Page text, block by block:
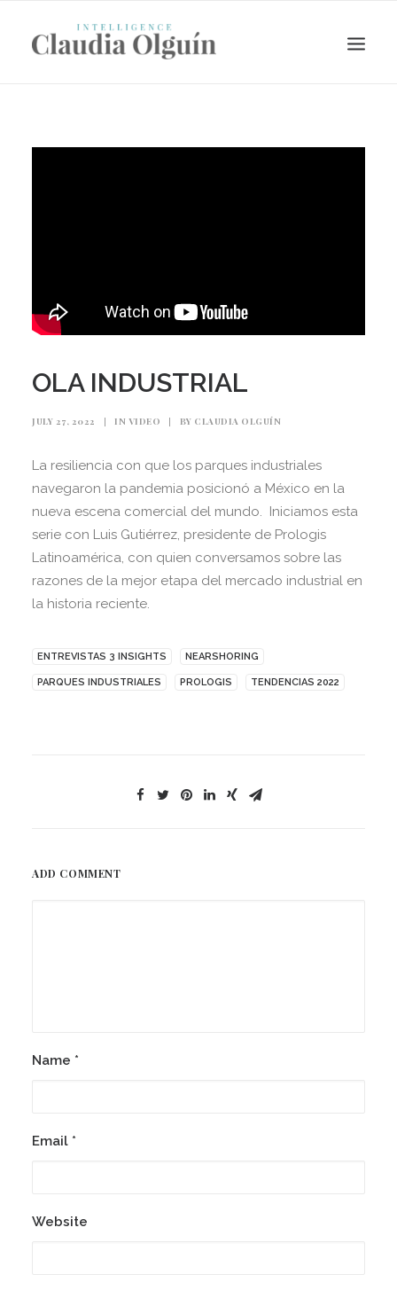
Search
OLA INDUSTRIAL
JULY 27, 2022 | IN VIDEO | BY CLAUDIA OLGUÍN
La resiliencia con que los parques industriales
navegaron la pandemia posicionó a México en la
nueva escena comercial del mundo.
Iniciamos esta
serie con Luis Gutiérrez, presidente de Prologis
Latinoamérica, con quien conversamos sobre las
razones de la mejor etapa del mercado industrial en
la historia reciente.
ENTREVISTAS 3 INSIGHTS NEARSHORING
PARQUES INDUSTRIALES PROLOGIS TENDENCIAS 2022
ADD COMMENT
Name *
Email *
Website